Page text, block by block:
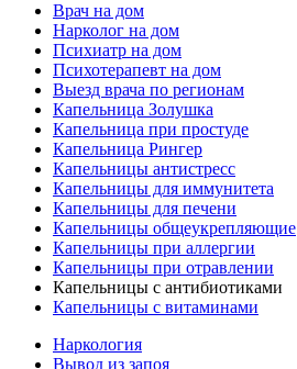
Врач на дом
Нарколог на дом
Психиатр на дом
Психотерапевт на дом
Выезд врача по регионам
Капельница Золушка
Капельница при простуде
Капельница Рингер
Капельницы антистресс
Капельницы для иммунитета
Капельницы для печени
Капельницы общеукрепляющие
Капельницы при аллергии
Капельницы при отравлении
Капельницы с антибиотиками
Капельницы с витаминами
Наркология
Вывод из запоя